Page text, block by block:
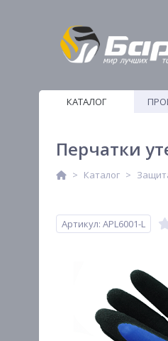
КАТАЛОГ
Перчатки
Каталог
Артикул: APL6001-L